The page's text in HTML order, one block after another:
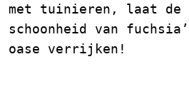
met tuinieren, laat de
schoonheid van
oase verrijken!